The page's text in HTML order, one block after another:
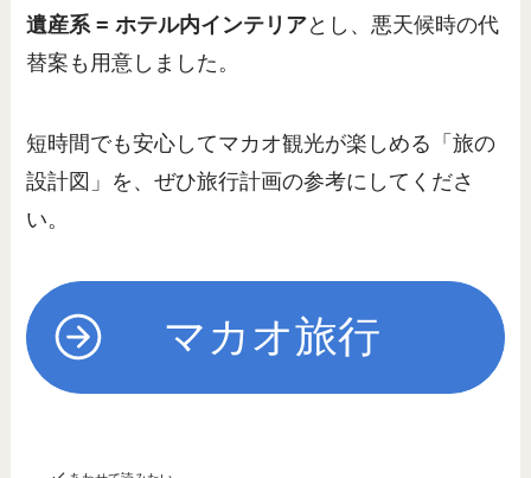
遺産系 = ホテル内インテリアとし、悪天候時の代
替案も用意しました。
短時間でも安心してマカオ観光が楽しめる「旅の
設計図」を、ぜひ旅行計画の参考にしてくださ
い。
マカオ旅行